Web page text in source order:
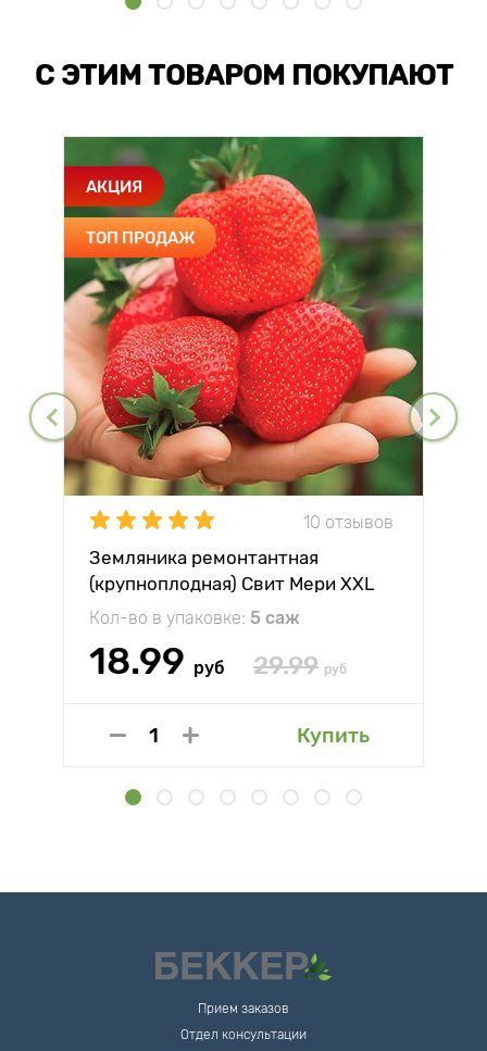
С ЭТИМ ТОВАРОМ ПОКУПАЮТ
АКЦИЯ
ТОП ПРОДАЖ
10 отзывов
Земляника ремонтантная
(крупноплодная) Свит Мери XXL
Кол-во в упаковке: 5 саж
18.99 руб 29.99 руб
Купить
Прием заказов
Отдел консультации